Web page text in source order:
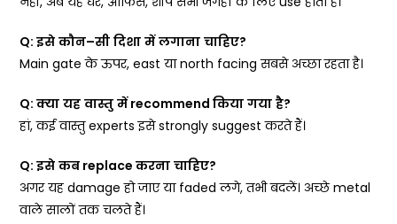
Q:इसे कौन–सी दिशा में लगाना चाहिए?
Main gate के ऊपर, east या north facing सबसे अच्छा रहता है।
Q:क्या यह वास्तु मेंrecommendकिया गया है?
हां, कई वास्तु experts इसे strongly suggest करते हैं।
Q:इसे कब replaceकरना चाहिए?
अगर यह damage हो जाए या faded लगे, तभी बदलें। अच्छे metal
वाले सालों तक चलते हैं।